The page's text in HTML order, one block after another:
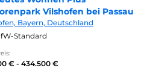
Vilshofen bei Passau
Bayern, Deutschland
Standard
€ - 434.500 €